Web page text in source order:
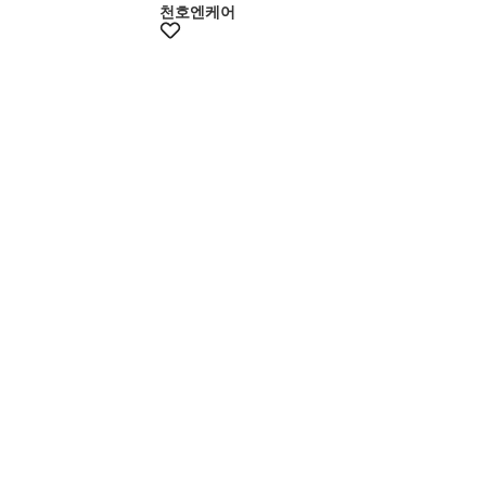
천호엔케어